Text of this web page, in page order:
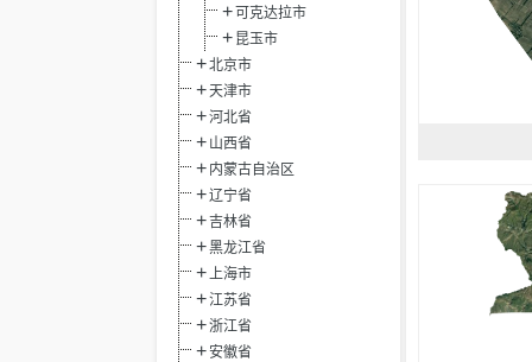
可克达拉市
昆玉市
北京市
天津市
河北省
山西省
内蒙古自治区
辽宁省
吉林省
黑龙江省
上海市
江苏省
浙江省
安徽省